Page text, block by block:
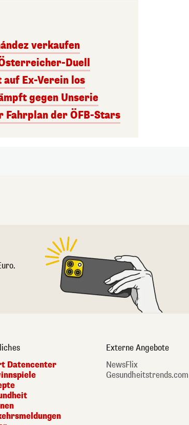
verkaufen
Duell
Ex-Verein los
gegen Unserie
Fahrplan der ÖFB-Stars
Datencenter
Externe Angebote
NewsFlix
Gesundheitstrends.com